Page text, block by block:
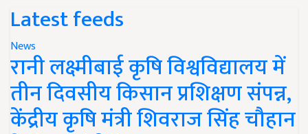
Latest feeds
News
रानी लक्ष्मीबाई कृषि विश्वविद्यालय में
तीन दिवसीय किसान प्रशिक्षण संपन्न,
केंद्रीय कृषि मंत्री शिवराज सिंह चौहान